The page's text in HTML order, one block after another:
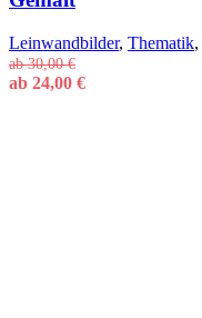
Leinwandbilder, Thematik,
ab30,00€
ab 24,00 €